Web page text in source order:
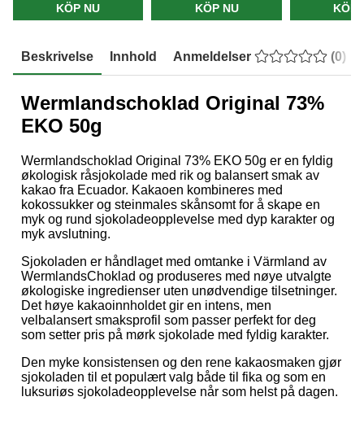
KÖP NU KÖP NU KÖP
Beskrivelse Innhold Anmeldelser (0)
Wermlandschoklad Original 73%
EKO 50g
Wermlandschoklad Original 73% EKO 50g er en fyldig
økologisk råsjokolade med rik og balansert smak av
kakao fra Ecuador. Kakaoen kombineres med
kokossukker og steinmales skånsomt for å skape en
myk og rund sjokoladeopplevelse med dyp karakter og
myk avslutning.
Sjokoladen er håndlaget med omtanke i Värmland av
WermlandsChoklad og produseres med nøye utvalgte
økologiske ingredienser uten unødvendige tilsetninger.
Det høye kakaoinnholdet gir en intens, men
velbalansert smaksprofil som passer perfekt for deg
som setter pris på mørk sjokolade med fyldig karakter.
Den myke konsistensen og den rene kakaosmaken gjør
sjokoladen til et populært valg både til fika og som en
luksuriøs sjokoladeopplevelse når som helst på dagen.